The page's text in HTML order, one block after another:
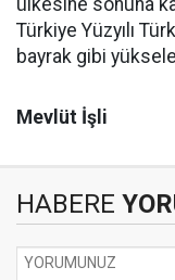
Türkiye Yüzyılı
bayrak gibi
Mevlüt İşli
HABERE